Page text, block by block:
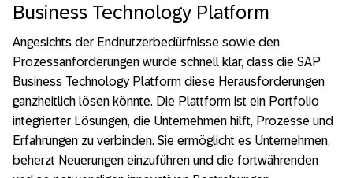
Business Technology Platform
Angesichts der Endnutzerbedürfnisse sowie den
Prozessanforderungen wurde schnell klar, dass die SAP
Business Technology Platform diese Herausforderungen
ganzheitlich lösen könnte. Die Plattform ist ein Portfolio
integrierter Lösungen, die Unternehmen hilft, Prozesse und
Erfahrungen zu verbinden. Sie ermöglicht es Unternehmen,
beherzt Neuerungen einzuführen und die fortwährenden